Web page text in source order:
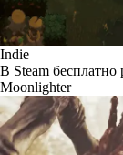
Indie
В Steam бесплатно
Moonlighter